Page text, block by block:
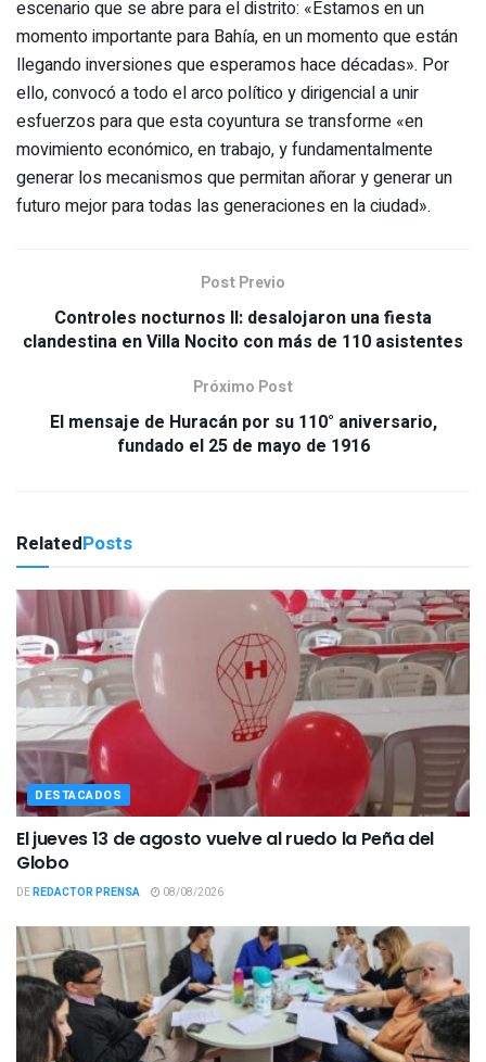
escenario que se abre para el distrito: «Estamos en un
momento importante para Bahía, en un momento que están
llegando inversiones que esperamos hace décadas». Por
ello, convocó a todo el arco político y dirigencial a unir
esfuerzos para que esta coyuntura se transforme «en
movimiento económico, en trabajo, y fundamentalmente
generar los mecanismos que permitan añorar y generar un
futuro mejor para todas las generaciones en la ciudad».
Post Previo
Controles nocturnos ll: desalojaron una fiesta
clandestina en Villa Nocito con más de 110 asistentes
Próximo Post
El mensaje de Huracán por su 110° aniversario,
fundado el 25 de mayo de 1916
RelatedPosts
DESTACADOS
El jueves 13 de agosto vuelve al ruedo la Peña del
Globo
DEREDACTOR PRENSA 08/08/2026